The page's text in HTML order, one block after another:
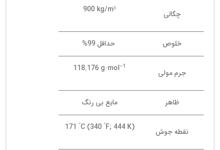
چگالی 900 kg/m³
خلوص حداقل 99%
جرم مولی 118.176 g·mol−1
ظاهر مایع بی رنگ
نقطه جوش 171 °C (340 °F; 444 K)